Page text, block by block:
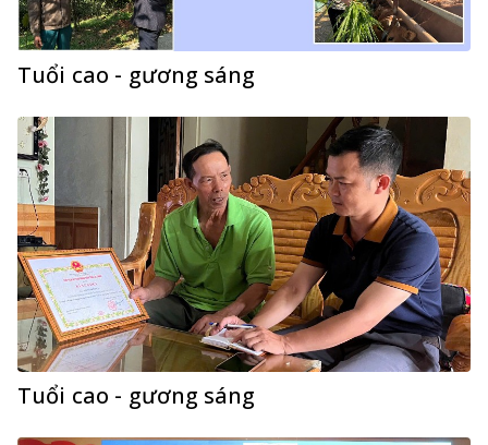
Tuổi cao - gương sáng
Tuổi cao - gương sáng